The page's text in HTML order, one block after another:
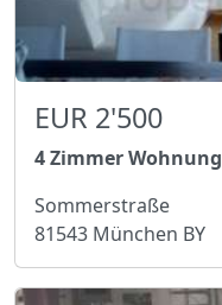
EUR 2'500
4 Zimmer Wohnung
Sommerstraße
81543 München BY